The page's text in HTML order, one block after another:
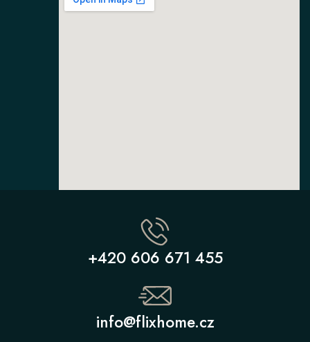
+420 606 671 455
info@flixhome.cz